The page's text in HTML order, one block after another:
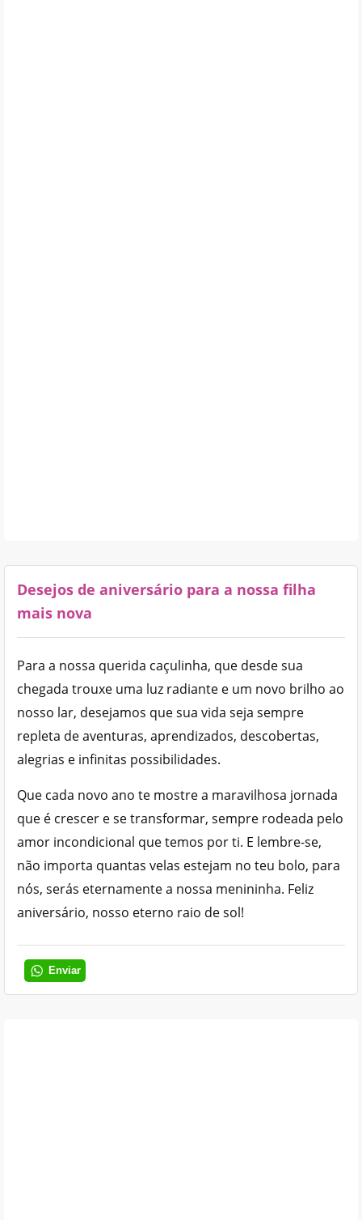
Desejos de aniversário para a nossa filha
mais nova
Para a nossa querida caçulinha, que desde sua
chegada trouxe uma luz radiante e um novo brilho ao
nosso lar, desejamos que sua vida seja sempre
repleta de aventuras, aprendizados, descobertas,
alegrias e infinitas possibilidades.
Que cada novo ano te mostre a maravilhosa jornada
que é crescer e se transformar, sempre rodeada pelo
amor incondicional que temos por ti. E lembre-se,
não importa quantas velas estejam no teu bolo, para
nós, serás eternamente a nossa menininha. Feliz
aniversário, nosso eterno raio de sol!
Enviar